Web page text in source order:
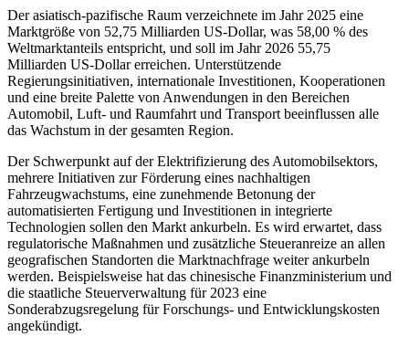
Der asiatisch-pazifische Raum verzeichnete im Jahr 2025 eine
Marktgröße von 52,75 Milliarden US-Dollar, was 58,00 % des
Weltmarktanteils entspricht, und soll im Jahr 2026 55,75
Milliarden US-Dollar erreichen. Unterstützende
Regierungsinitiativen, internationale Investitionen, Kooperationen
und eine breite Palette von Anwendungen in den Bereichen
Automobil, Luft- und Raumfahrt und Transport beeinflussen alle
das Wachstum in der gesamten Region.
Der Schwerpunkt auf der Elektrifizierung des Automobilsektors,
mehrere Initiativen zur Förderung eines nachhaltigen
Fahrzeugwachstums, eine zunehmende Betonung der
automatisierten Fertigung und Investitionen in integrierte
Technologien sollen den Markt ankurbeln. Es wird erwartet, dass
regulatorische Maßnahmen und zusätzliche Steueranreize an allen
geografischen Standorten die Marktnachfrage weiter ankurbeln
werden. Beispielsweise hat das chinesische Finanzministerium und
die staatliche Steuerverwaltung für 2023 eine
Sonderabzugsregelung für Forschungs- und Entwicklungskosten
angekündigt.